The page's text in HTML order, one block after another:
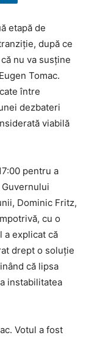
etapă de
după ce
nu va susține
Tomac.
între
dezbateri
viabilă
pentru a
Dominic Fritz,
cu o
a explicat că
drept o soluție
că lipsa
instabilitatea
Votul a fost